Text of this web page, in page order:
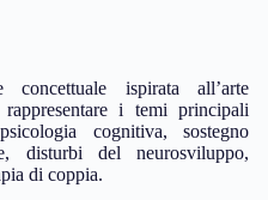
ispirata all’arte
i temi principali
cognitiva, sostegno
disturbi del neurosviluppo,
di coppia.